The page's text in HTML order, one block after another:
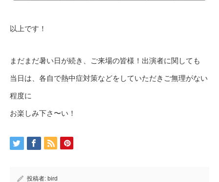
以上です！
まだまだ暑い日が続き、ご来場の皆様！出演者に関しても
当日は、各自で熱中症対策などをしていただきご無理がない
程度に
お楽しみ下さ〜い！
投稿者: bird